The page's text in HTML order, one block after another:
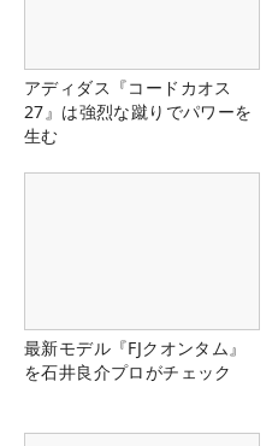
アディダス『コードカオス
27』は強烈な蹴りでパワーを
生む
最新モデル『FJクオンタム』
を石井良介プロがチェック